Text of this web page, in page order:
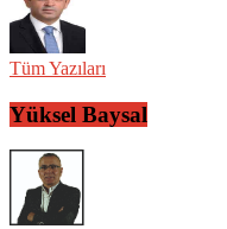
Tüm Yazıları
Yüksel Baysal